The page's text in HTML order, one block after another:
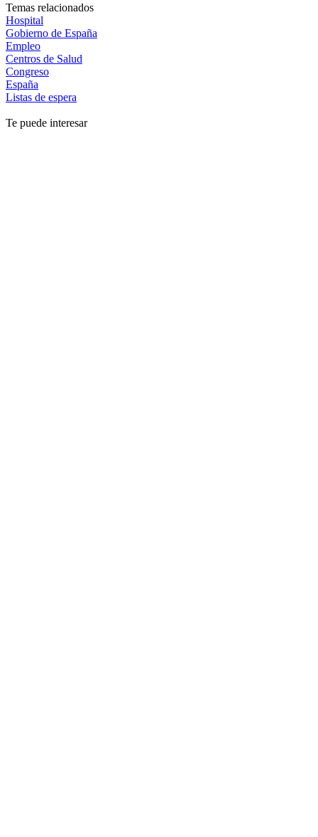
Temas relacionados
Hospital
Gobierno de España
Empleo
Centros de Salud
Congreso
España
Listas de espera
Te puede interesar